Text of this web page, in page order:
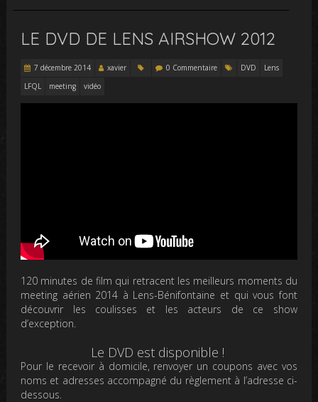
LE DVD DE LENS AIRSHOW 2012
7 décembre 2014 xavier 0 Commentaire DVD
Lens
LFQL
meeting vidéo
120 minutes de film qui retracent les meilleurs moments du
meeting aérien 2014 à Lens-Bénifontaine et qui vous font
découvrir les coulisses et les acteurs de ce show
d’exception.
Le DVD est disponible !
Pour le recevoir à domicile, renvoyer un coupons avec vos
noms et adresses accompagné du règlement à l’adresse ci-
dessous.